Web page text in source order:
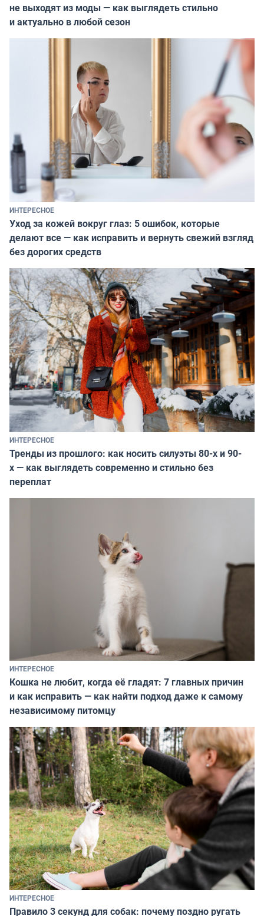
не выходят из моды — как выглядеть стильно
и актуально в любой сезон
ИНТЕРЕСНОЕ
Уход за кожей вокруг глаз: 5 ошибок, которые
делают все — как исправить и вернуть свежий взгляд
без дорогих средств
ИНТЕРЕСНОЕ
Тренды из прошлого: как носить силуэты 80-х и 90-
х — как выглядеть современно и стильно без
переплат
ИНТЕРЕСНОЕ
Кошка не любит, когда её гладят: 7 главных причин
и как исправить — как найти подход даже к самому
независимому питомцу
ИНТЕРЕСНОЕ
Правило 3 секунд для собак: почему поздно ругать